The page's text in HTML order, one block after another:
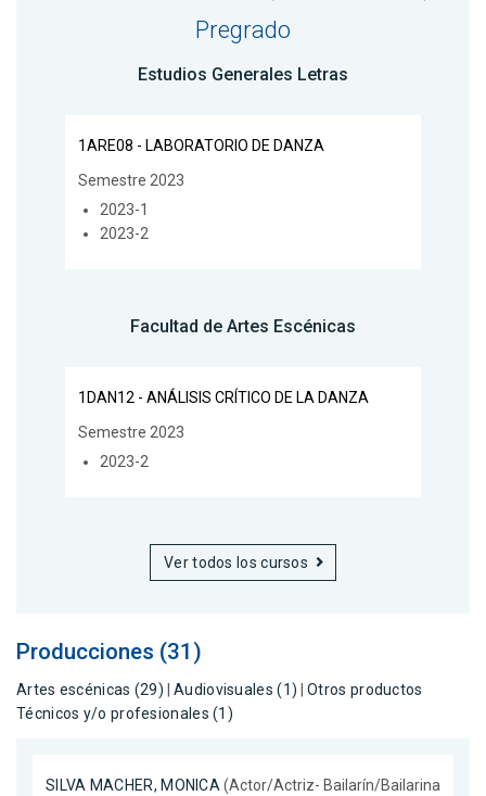
Pregrado
Estudios Generales Letras
1ARE08 - LABORATORIO DE DANZA
Semestre 2023
2023-1
2023-2
Facultad de Artes Escénicas
1DAN12 - ANÁLISIS CRÍTICO DE LA DANZA
Semestre 2023
2023-2
Ver todos los cursos
Producciones (31)
Artes escénicas (29) Audiovisuales (1) |Otros productos
Técnicos y/o profesionales (1)
SILVA MACHER, MONICA(Actor/Actriz- Bailarín/Bailarina